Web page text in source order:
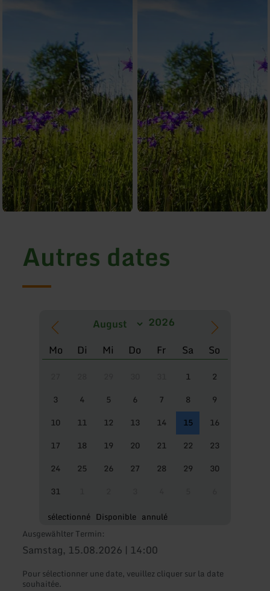
Autres dates
Mo Di Mi Do Fr Sa So
1
2
3
4 5 6 7 8
9
10
11 12 13 14 15
16
17
18 19 20 21 22
23
24
25 26 27 28 29
30
31
sélectionné Disponible annulé
Ausgewählter Termin:
Samstag, 15.08.2026 | 14:00
Pour sélectionner une date, veuillez cliquer sur la date
souhaitée.